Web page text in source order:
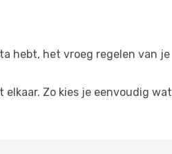
hebt, het vroeg regelen van je
Zo kies je eenvoudig wat